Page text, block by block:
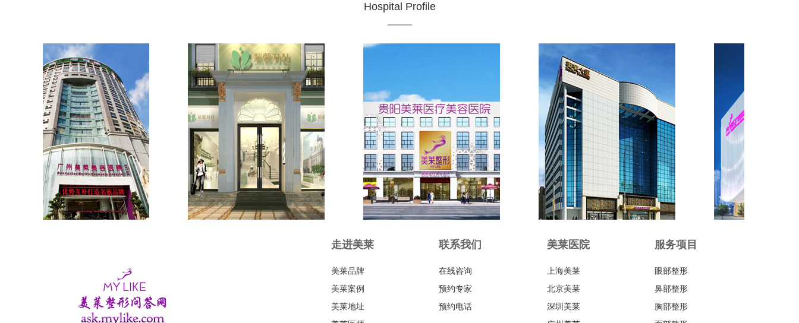
Hospital Profile
走进美莱
美莱品牌
美莱案例
美莱地址
联系我们
在线咨询
预约专家
预约电话
美莱医院
上海美莱
北京美莱
深圳美莱
服务项目
眼部整形
鼻部整形
胸部整形